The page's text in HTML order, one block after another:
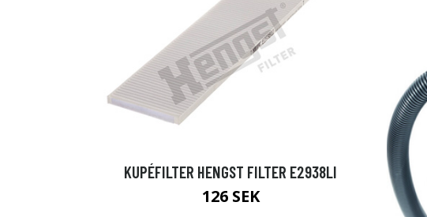
KUPÉFILTER HENGST FILTER E2938LI
126 SEK